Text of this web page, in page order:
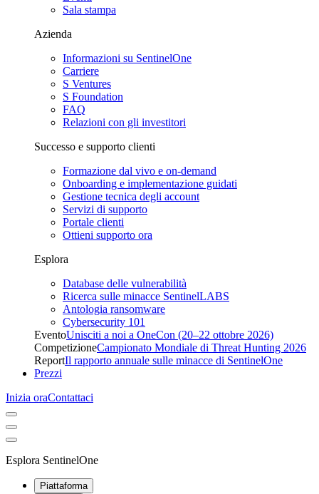
Sala stampa
Azienda
Informazioni su SentinelOne
Carriere
S Ventures
S Foundation
FAQ
Relazioni con gli investitori
Successo e supporto clienti
Formazione dal vivo e on-demand
Onboarding e implementazione guidati
Gestione tecnica degli account
Servizi di supporto
Portale clienti
Ottieni supporto ora
Esplora
Database delle vulnerabilità
Ricerca sulle minacce SentinelLABS
Antologia ransomware
Cybersecurity 101
EventoUnisciti a noi a OneCon (20–22 ottobre 2026)
CompetizioneCampionato Mondiale di Threat Hunting 2026
ReportIl rapporto annuale sulle minacce di SentinelOne
Prezzi
Inizia oraContattaci
Esplora SentinelOne
Piattaforma